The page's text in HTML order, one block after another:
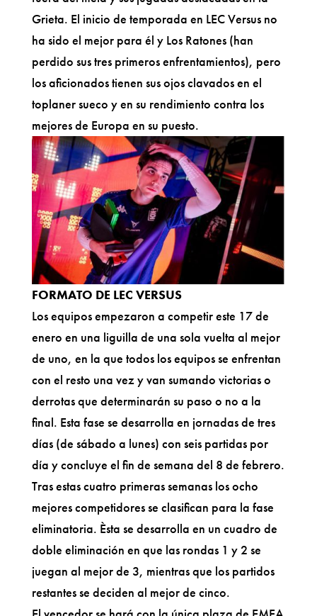
Grieta. El inicio de temporada en LEC Versus no
ha sido el mejor para él y Los Ratones (han
perdido sus tres primeros enfrentamientos), pero
los aficionados tienen sus ojos clavados en el
toplaner sueco y en su rendimiento contra los
mejores de Europa en su puesto.
FORMATO DE LEC VERSUS
Los equipos empezaron a competir este 17 de
enero en una liguilla de una sola vuelta al mejor
de uno, en la que todos los equipos se enfrentan
con el resto una vez y van sumando victorias o
derrotas que determinarán su paso o no a la
final. Esta fase se desarrolla en jornadas de tres
días (de sábado a lunes) con seis partidas por
día y concluye el fin de semana del 8 de febrero.
Tras estas cuatro primeras semanas los ocho
mejores competidores se clasifican para la fase
eliminatoria. Èsta se desarrolla en un cuadro de
doble eliminación en que las rondas 1 y 2 se
juegan al mejor de 3, mientras que los partidos
restantes se deciden al mejor de cinco.